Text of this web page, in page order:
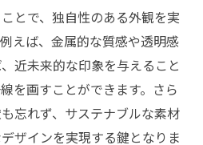
とで、独自性のある外観を実
えば、金属的な質感や透明感
近未来的な印象を与えること
を画すことができます。さら
忘れず、サステナブルな素材
ザインを実現する鍵となりま